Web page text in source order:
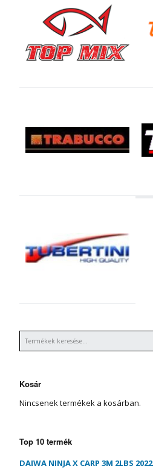
Kosár
Nincsenek termékek a kosárban.
Top 10 termék
DAIWA NINJA X CARP 3M 2LBS 2022